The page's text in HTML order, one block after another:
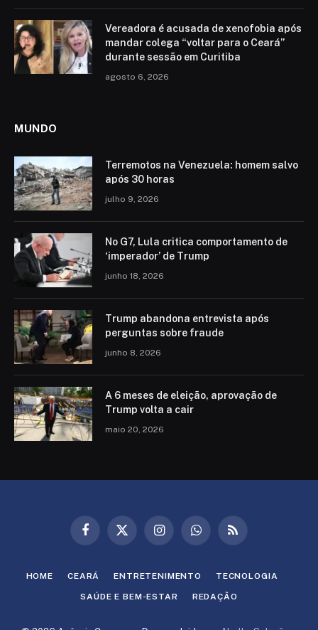
Vereadora é acusada de xenofobia após
mandar colega “voltar para o Ceará”
durante sessão em Curitiba
agosto 6, 2026
MUNDO
Terremotos na Venezuela: homem salvo
após 30 horas
julho 9, 2026
No G7, Lula critica comportamento de
‘imperador’ de Trump
junho 18, 2026
Trump abandona entrevista após
perguntas sobre fraude
junho 8, 2026
A 6 meses de eleição, aprovação de
Trump volta a cair
maio 20, 2026
Facebook
X
InstagramWhatsAppRSS
HOME CEARÁ ENTRETENIMENTO TECNOLOGIA
SAÚDE E BEM-ESTAR REDAÇÃO